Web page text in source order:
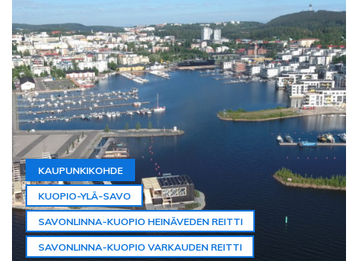
KAUPUNKIKOHDE
KUOPIO-YLÄ-SAVO
SAVONLINNA-KUOPIO HEINÄVEDEN REITTI
SAVONLINNA-KUOPIO VARKAUDEN REITTI